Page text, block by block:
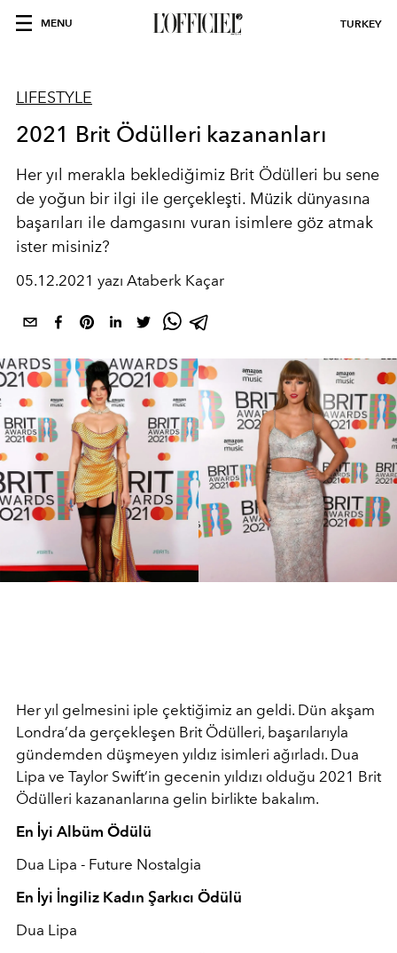
MENU TURKEY
LIFESTYLE
2021 Brit Ödülleri kazananları
Her yıl merakla beklediğimiz Brit Ödülleri bu sene
de yoğun bir ilgi ile gerçekleşti. Müzik dünyasına
başarıları ile damgasını vuran isimlere göz atmak
ister misiniz?
05.12.2021 yazı Ataberk Kaçar
Her yıl gelmesini iple çektiğimiz an geldi. Dün akşam
Londra’da gerçekleşen Brit Ödülleri, başarılarıyla
gündemden düşmeyen yıldız isimleri ağırladı. Dua
Lipa ve Taylor Swift’in gecenin yıldızı olduğu 2021 Brit
Ödülleri kazananlarına gelin birlikte bakalım.
En İyi Albüm Ödülü
Dua Lipa - Future Nostalgia
En İyi İngiliz Kadın Şarkıcı Ödülü
Dua Lipa